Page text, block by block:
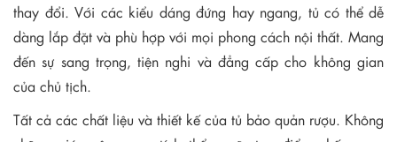
thay đổi. Với các kiểu dáng đứng hay ngang, tủ có thể dễ
dàng lắp đặt và phù hợp với mọi phong cách nội thất. Mang
đến sự sang trọng, tiện nghi và đẳng cấp cho không gian
của chủ tịch.
Tất cả các chất liệu và thiết kế của tủ bảo quản rượu. Không